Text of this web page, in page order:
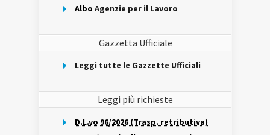
Albo Agenzie per il Lavoro
Gazzetta Ufficiale
Leggi tutte le Gazzette Ufficiali
Leggi più richieste
D.L.vo 96/2026 (Trasp. retributiva)